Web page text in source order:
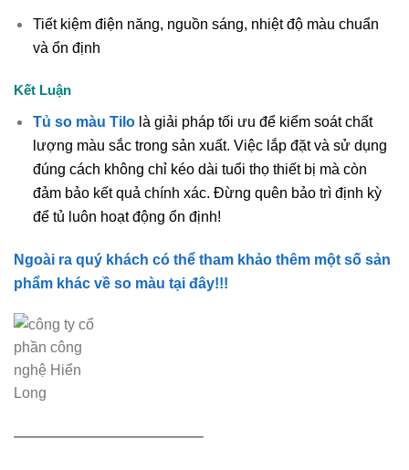
Tiết kiệm điện năng, nguồn sáng, nhiệt độ màu chuẩn
và ổn định
Kết Luận
Tủ so màu Tilolà giải pháp tối ưu để kiểm soát chất
lượng màu sắc trong sản xuất. Việc lắp đặt và sử dụng
đúng cách không chỉ kéo dài tuổi thọ thiết bị mà còn
đảm bảo kết quả chính xác. Đừng quên bảo trì định kỳ
để tủ luôn hoạt động ổn định!
Ngoài ra quý khách có thể tham khảo thêm một số sản
phẩm khác về so màu tại đây!!!
—————————————